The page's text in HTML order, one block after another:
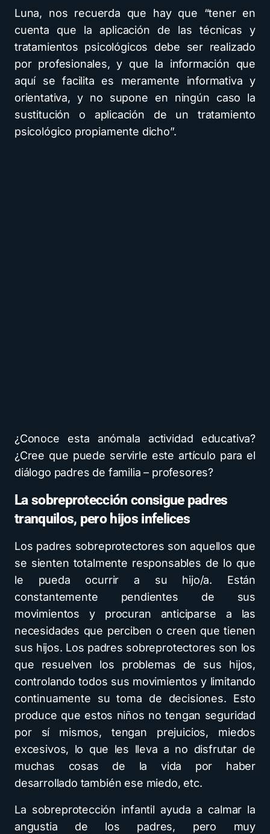
Luna, nos recuerda que hay que “tener en
cuenta que la aplicación de las técnicas y
tratamientos psicológicos debe ser realizado
por profesionales, y que la información que
aquí se facilita es meramente informativa y
orientativa, y no supone en ningún caso la
sustitución o aplicación de un tratamiento
psicológico propiamente dicho”.
¿Conoce esta anómala actividad educativa?
¿Cree que puede servirle este artículo para el
diálogo padres de familia – profesores?
La sobreprotección consigue padres
tranquilos, pero hijos infelices
Los padres sobreprotectores son aquellos que
se sienten totalmente responsables de lo que
le pueda ocurrir a su hijo/a. Están
constantemente pendientes de sus
movimientos y procuran anticiparse a las
necesidades que perciben o creen que tienen
sus hijos. Los padres sobreprotectores son los
que resuelven los problemas de sus hijos,
controlando todos sus movimientos y limitando
continuamente su toma de decisiones. Esto
produce que estos niños no tengan seguridad
por sí mismos, tengan prejuicios, miedos
excesivos, lo que les lleva a no disfrutar de
muchas cosas de la vida por haber
desarrollado también ese miedo, etc.
La sobreprotección infantil ayuda a calmar la
angustia de los padres, pero muy